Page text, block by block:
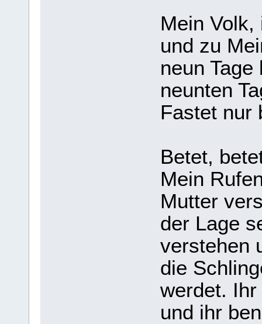
Mein
und zu
neun
neunten
Fastet nur
Betet,
Mein
Mutter
der Lage
verstehen
die
werdet.
und ihr